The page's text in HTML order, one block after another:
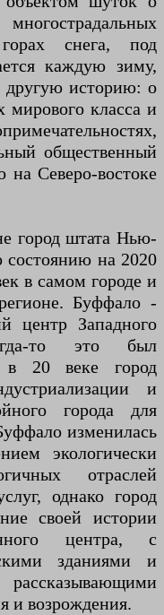
снега, под
каждую зиму,
другую историю: о
мирового класса и
общественный
на Северо-востоке
город штата Нью-
состоянию на 2020
в самом городе и
Буффало -
центр Западного
то это был
20 веке город
и
города для
изменилась
экологически
отраслей
однако город
своей истории
центра, с
зданиями и
рассказывающими
и возрождения.